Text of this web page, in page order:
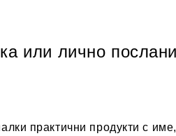
или лично
практични продукти с